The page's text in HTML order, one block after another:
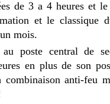
de 3 a 4 heures et
et le classique
mois.
poste central de
en plus de son
combinaison anti-feu